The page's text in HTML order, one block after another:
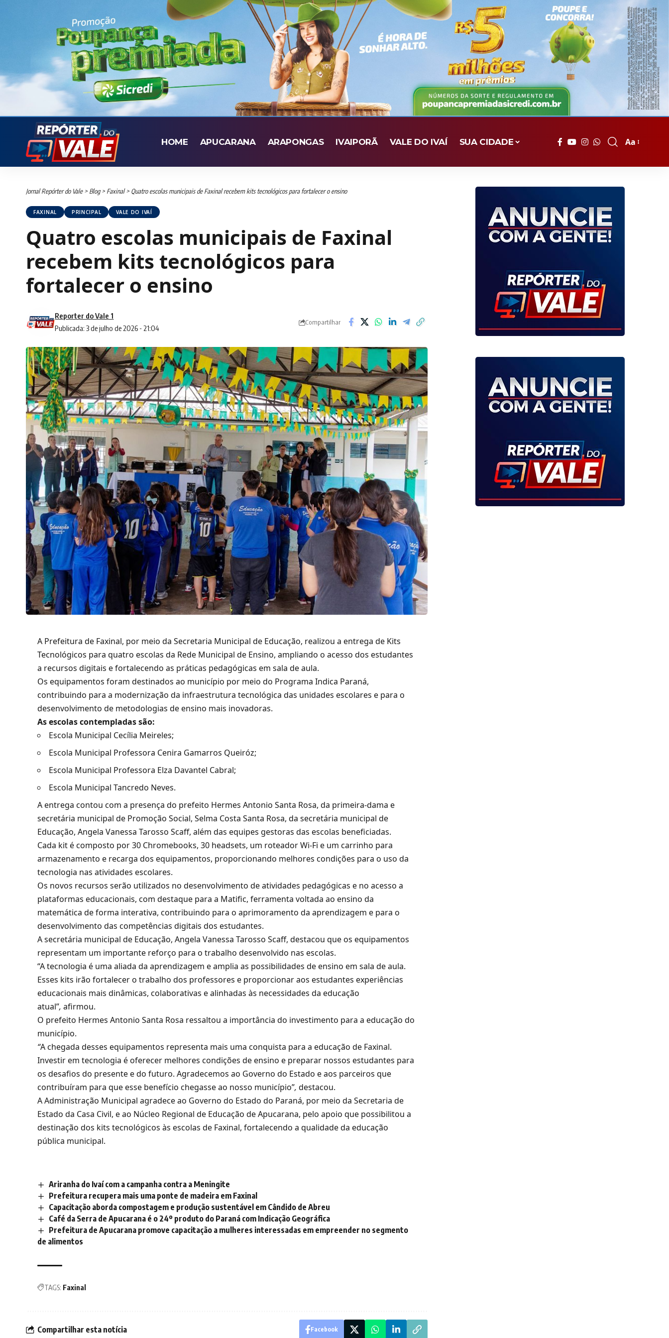
HOME APUCARANA ARAPONGAS IVAIPORÃ VALE DO IVAÍ SUA CIDADE
Font
Aa
Jornal Repórter do Vale> Blog> Faxinal> Quatro escolas municipais de Faxinal recebem kits tecnológicos para fortalecer o ensino
FAXINAL PRINCIPAL VALE DO IVAÍ
Quatro escolas municipais de Faxinal
recebem kits tecnológicos para
fortalecer o ensino
Publicada: 3 de julho de 2026 - 21:04
Reporter do Vale 1
Compartilhar
A Prefeitura de Faxinal, por meio da Secretaria Municipal de Educação, realizou a entrega de Kits
Tecnológicos para quatro escolas da Rede Municipal de Ensino, ampliando o acesso dos estudantes
a recursos digitais e fortalecendo as práticas pedagógicas em sala de aula.
Os equipamentos foram destinados ao município por meio do Programa Indica Paraná,
contribuindo para a modernização da infraestrutura tecnológica das unidades escolares e para o
desenvolvimento de metodologias de ensino mais inovadoras.
As escolas contempladas são:
Escola Municipal Cecília Meireles;
Escola Municipal Professora Cenira Gamarros Queiróz;
Escola Municipal Professora Elza Davantel Cabral;
Escola Municipal Tancredo Neves.
A entrega contou com a presença do prefeito Hermes Antonio Santa Rosa, da primeira-dama e
secretária municipal de Promoção Social, Selma Costa Santa Rosa, da secretária municipal de
Educação, Angela Vanessa Tarosso Scaff, além das equipes gestoras das escolas beneficiadas.
Cada kit é composto por 30 Chromebooks, 30 headsets, um roteador Wi-Fi e um carrinho para
armazenamento e recarga dos equipamentos, proporcionando melhores condições para o uso da
tecnologia nas atividades escolares.
Os novos recursos serão utilizados no desenvolvimento de atividades pedagógicas e no acesso a
plataformas educacionais, com destaque para a Matific, ferramenta voltada ao ensino da
matemática de forma interativa, contribuindo para o aprimoramento da aprendizagem e para o
desenvolvimento das competências digitais dos estudantes.
A secretária municipal de Educação, Angela Vanessa Tarosso Scaff, destacou que os equipamentos
representam um importante reforço para o trabalho desenvolvido nas escolas.
“A tecnologia é uma aliada da aprendizagem e amplia as possibilidades de ensino em sala de aula.
Esses kits irão fortalecer o trabalho dos professores e proporcionar aos estudantes experiências
educacionais mais dinâmicas, colaborativas e alinhadas às necessidades da educação
atual”, afirmou.
O prefeito Hermes Antonio Santa Rosa ressaltou a importância do investimento para a educação do
município.
“A chegada desses equipamentos representa mais uma conquista para a educação de Faxinal.
Investir em tecnologia é oferecer melhores condições de ensino e preparar nossos estudantes para
os desafios do presente e do futuro. Agradecemos ao Governo do Estado e aos parceiros que
contribuíram para que esse benefício chegasse ao nosso município”, destacou.
A Administração Municipal agradece ao Governo do Estado do Paraná, por meio da Secretaria de
Estado da Casa Civil, e ao Núcleo Regional de Educação de Apucarana, pelo apoio que possibilitou a
destinação dos kits tecnológicos às escolas de Faxinal, fortalecendo a qualidade da educação
pública municipal.
Ariranha do Ivaí com a campanha contra a Meningite
Prefeitura recupera mais uma ponte de madeira em Faxinal
Capacitação aborda compostagem e produção sustentável em Cândido de Abreu
Café da Serra de Apucarana é o 24º produto do Paraná com Indicação Geográfica
Prefeitura de Apucarana promove capacitação a mulheres interessadas em empreender no segmento
de alimentos
TAGS: Faxinal
Compartilhar esta notícia Facebook